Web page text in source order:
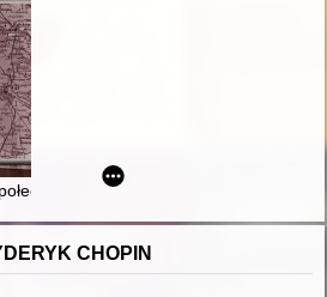
na polskiej wsi w XVIII wieku :
CHOPIN